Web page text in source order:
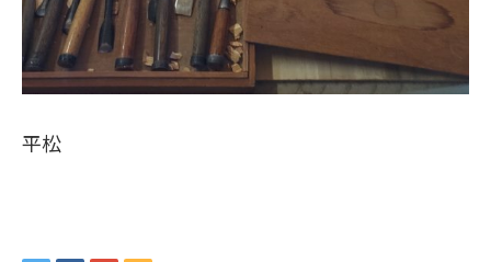
平松